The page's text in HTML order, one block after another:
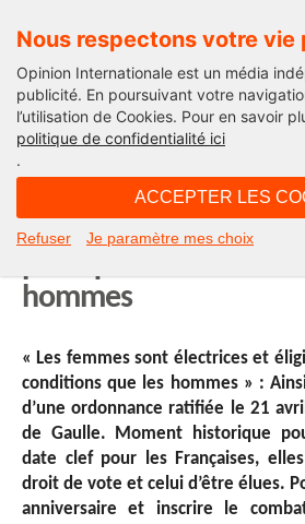
Nous respectons votre vie
Opinion Internationale est un média
publicité. En poursuivant votre
l’utilisation de Cookies. Pour en savoir
politique de confidentialité ici
.
ACCEPTER LES
Refuser Je paramètre mes choix
International
Le long chemin vers
hommes
« Les femmes sont électrices et
conditions que les hommes » :
d’une ordonnance ratifiée le 21
de Gaulle. Moment historique
date clef pour les Françaises,
droit de vote et celui d’être élues.
anniversaire et inscrire le